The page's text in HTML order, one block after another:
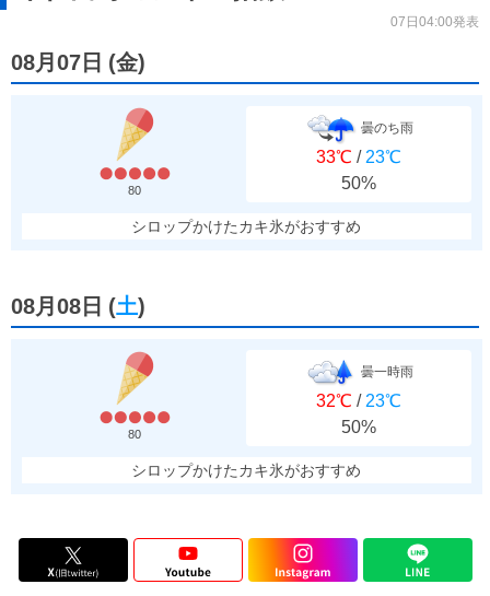
07日04:00発表
08月07日 (金)
80
曇のち雨
33℃ / 23℃
50%
シロップかけたカキ氷がおすすめ
08月08日 (土)
80
曇一時雨
32℃ / 23℃
50%
シロップかけたカキ氷がおすすめ